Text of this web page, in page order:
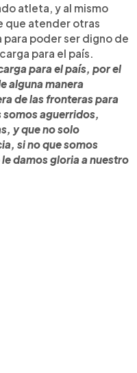
atleta, y al mismo
que atender otras
poder ser digno de
para el país.
para el país, por el
alguna manera
de las fronteras para
aguerridos,
y que no solo
si no que somos
damos gloria a nuestro